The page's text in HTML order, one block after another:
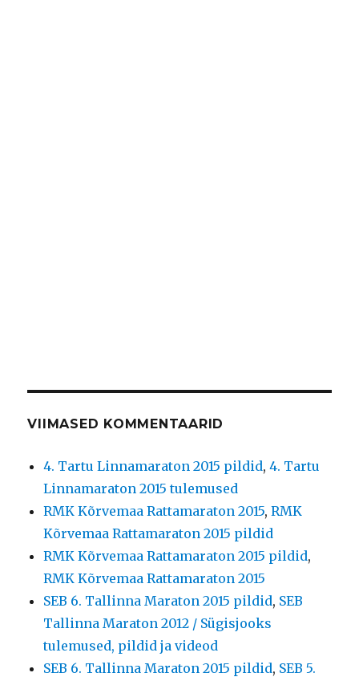
VIIMASED KOMMENTAARID
4. Tartu Linnamaraton 2015 pildid,4. Tartu
Linnamaraton 2015 tulemused
RMK Kõrvemaa Rattamaraton 2015,RMK
Kõrvemaa Rattamaraton 2015 pildid
RMK Kõrvemaa Rattamaraton 2015 pildid,
RMK Kõrvemaa Rattamaraton 2015
SEB 6. Tallinna Maraton 2015 pildid, SEB
Tallinna Maraton 2012 / Sügisjooks
tulemused, pildid ja videod
SEB 6. Tallinna Maraton 2015 pildid, SEB 5.